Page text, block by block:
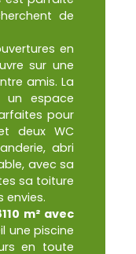
de
en
sur une
amis. La
un espace
pour
deux WC
abri
avec sa
sa toiture
envies.
m² avec
une piscine
en toute